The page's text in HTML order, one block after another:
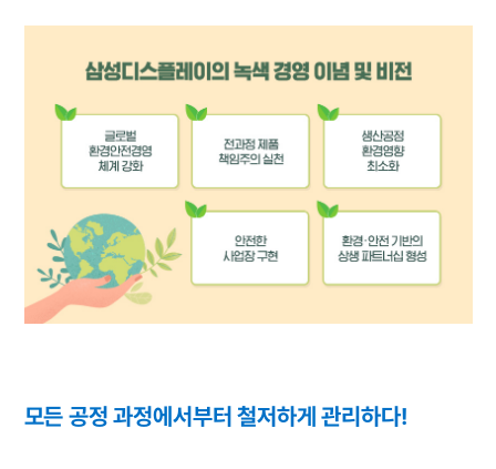
모든 공정 과정에서부터 철저하게 관리하다!